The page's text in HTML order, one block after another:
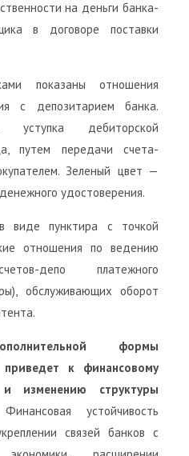
на деньги банка-
в договоре поставки
показаны отношения
с депозитарием банка.
дебиторской
путем передачи счета-
Зеленый цвет —
удостоверения.
виде пунктира с точкой
отношения по ведению
депо платежного
обслуживающих оборот
формы
приведет к финансовому
изменению структуры
устойчивость
связей банков с